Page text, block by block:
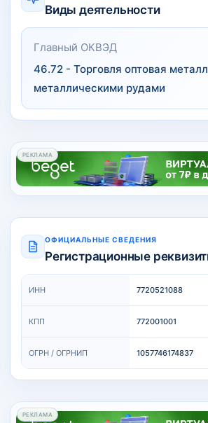
Виды деятельности
Главный ОКВЭД
46.72 - Торговля оптовая
металлическими рудами
РЕКЛАМА
ОФИЦИАЛЬНЫЕ СВЕДЕНИЯ
Регистрационные
ИНН 7720521088
КПП 772001001
ОГРН / ОГРНИП 1057746174837
РЕКЛАМА